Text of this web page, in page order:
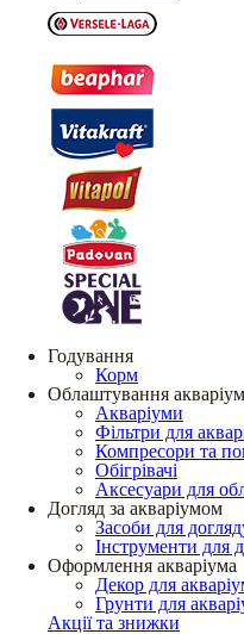
Годування
Корм
Облаштування
Акваріуми
Фільтри для
Компресори та
Обігрівачі
Аксесуари для
Догляд за акваріумом
Засоби для
Інструменти для
Оформлення акваріума
Декор для
Грунти для
Акції та знижки